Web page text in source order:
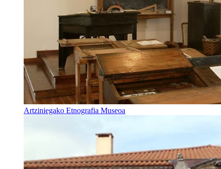
Artziniegako Etnografia Museoa